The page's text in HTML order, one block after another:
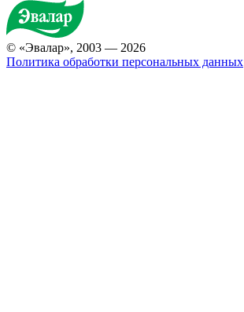
© «Эвалар», 2003 — 2026
Политика обработки персональных данных